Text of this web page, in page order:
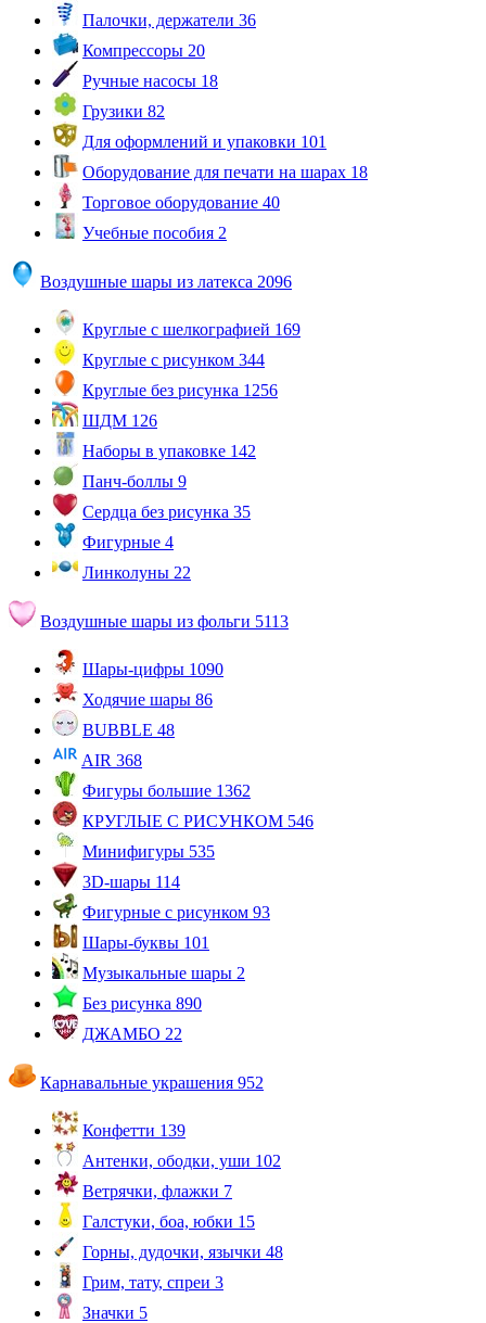
Палочки, держатели 36
Компрессоры 20
Ручные насосы 18
Грузики 82
Для оформлений и упаковки 101
Оборудование для печати на шарах 18
Торговое оборудование 40
Учебные пособия 2
Воздушные шары из латекса 2096
Круглые с шелкографией 169
Круглые с рисунком 344
Круглые без рисунка 1256
ШДМ 126
Наборы в упаковке 142
Панч-боллы 9
Сердца без рисунка 35
Фигурные 4
Линколуны 22
Воздушные шары из фольги 5113
Шары-цифры 1090
Ходячие шары 86
BUBBLE 48
AIR 368
Фигуры большие 1362
КРУГЛЫЕ С РИСУНКОМ 546
Минифигуры 535
3D-шары 114
Фигурные с рисунком 93
Шары-буквы 101
Музыкальные шары 2
Без рисунка 890
ДЖАМБО 22
Карнавальные украшения 952
Конфетти 139
Антенки, ободки, уши 102
Ветрячки, флажки 7
Галстуки, боа, юбки 15
Горны, дудочки, язычки 48
Грим, тату, спреи 3
Значки 5